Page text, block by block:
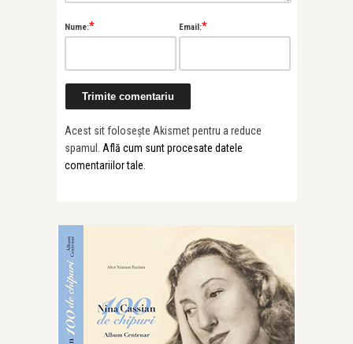
Nume:* Email:*
Acest sit folosește Akismet pentru a reduce
spamul. Află cum sunt procesate datele
comentariilor tale.